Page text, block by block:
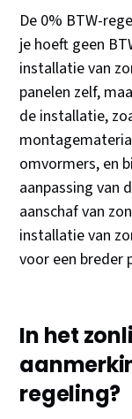
De 0% BTW-
je hoeft geen
installatie van
panelen zelf,
de installatie,
omvormers, en
aanpassing van
aanschaf van
installatie van
voor een breder
In het
regeling?